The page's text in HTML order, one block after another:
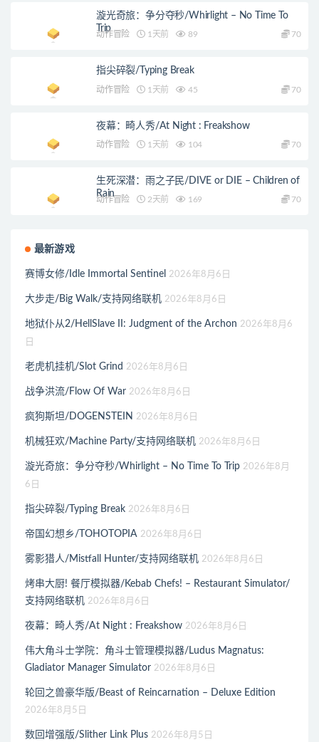
漩光奇旅：争分夺秒/Whirlight – No Time To
Trip
动作冒险 1天前 89 70
指尖碎裂/Typing Break
动作冒险 1天前 45 70
夜幕：畸人秀/At Night : Freakshow
动作冒险 1天前 104 70
生死深潜：雨之子民/DIVE or DIE – Children of
Rain
动作冒险 2天前 169 70
最新游戏
赛博女修/Idle Immortal Sentinel 2026年8月6日
大步走/Big Walk/支持网络联机 2026年8月6日
地狱仆从2/HellSlave II: Judgment of the Archon 2026年8月6
日
老虎机挂机/Slot Grind 2026年8月6日
战争洪流/Flow Of War 2026年8月6日
疯狗斯坦/DOGENSTEIN 2026年8月6日
机械狂欢/Machine Party/支持网络联机 2026年8月6日
漩光奇旅：争分夺秒/Whirlight – No Time To Trip 2026年8月
6日
指尖碎裂/Typing Break 2026年8月6日
帝国幻想乡/TOHOTOPIA 2026年8月6日
雾影猎人/Mistfall Hunter/支持网络联机 2026年8月6日
烤串大厨! 餐厅模拟器/Kebab Chefs! – Restaurant Simulator/
支持网络联机 2026年8月6日
夜幕：畸人秀/At Night : Freakshow 2026年8月6日
伟大角斗士学院：角斗士管理模拟器/Ludus Magnatus:
Gladiator Manager Simulator 2026年8月6日
轮回之兽豪华版/Beast of Reincarnation – Deluxe Edition
2026年8月5日
数回增强版/Slither Link Plus 2026年8月5日